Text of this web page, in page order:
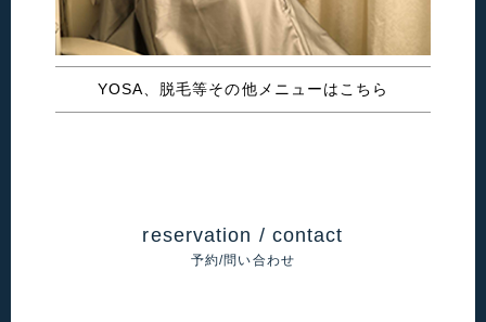
YOSA、脱毛等その他メニューはこちら
reservation / contact
予約/問い合わせ